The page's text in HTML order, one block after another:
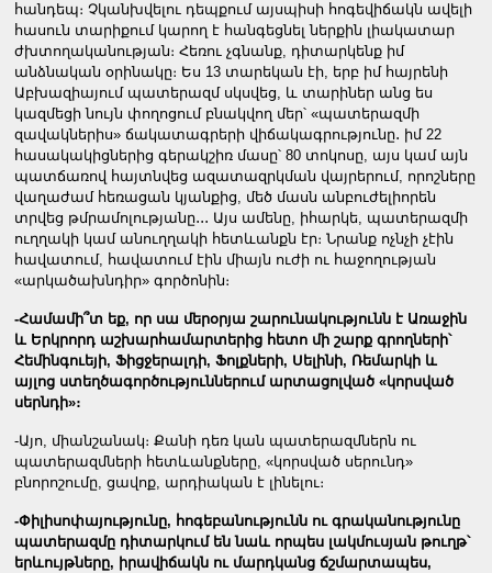
հանդեպ։ Չկանխվելու դեպքում այսպիսի հոգեվիճակն ավելի
հասուն տարիքում կարող է հանգեցնել ներքին լիակատար
ժխտողականության։ Հեռու չգնանք, դիտարկենք իմ
անձնական օրինակը։ Ես 13 տարեկան էի, երբ իմ հայրենի
Աբխազիայում պատերազմ սկսվեց, և տարիներ անց ես
կազմեցի նույն փողոցում բնակվող մեր՝ «պատերազմի
զավակներիս» ճակատագրերի վիճակագրությունը․ իմ 22
հասակակիցներից գերակշիռ մասը՝ 80 տոկոսը, այս կամ այն
պատճառով հայտնվեց ազատազրկման վայրերում, որոշները
վաղաժամ հեռացան կյանքից, մեծ մասն անբուժելիորեն
տրվեց թմրամոլությանը․․․ Այս ամենը, իհարկե, պատերազմի
ուղղակի կամ անուղղակի հետևանքն էր։ Նրանք ոչնչի չէին
հավատում, հավատում էին միայն ուժի ու հաջողության
«արկածախնդիր» գործոնին։
-Համամի՞տ եք, որ սա մերօրյա շարունակությունն է Առաջին
և Երկրորդ աշխարհամարտերից հետո մի շարք գրողների՝
Հեմինգուեյի, Ֆիցջերալդի, Ֆոլքների, Սելինի, Ռեմարկի և
այլոց ստեղծագործություններում արտացոլված «կորսված
սերնդի»։
-Այո, միանշանակ։ Քանի դեռ կան պատերազմներն ու
պատերազմների հետևանքները, «կորսված սերունդ»
բնորոշումը, ցավոք, արդիական է լինելու։
-Փիլիսոփայությունը, հոգեբանությունն ու գրականությունը
պատերազմը դիտարկում են նաև որպես լակմուսյան թուղթ՝
երևույթները, իրավիճակն ու մարդկանց ճշմարտապես,